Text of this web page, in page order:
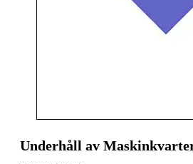
Underhåll av